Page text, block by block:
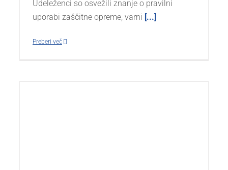
Udeleženci so osvežili znanje o pravilni
uporabi zaščitne opreme, varni [...]
Preberi več